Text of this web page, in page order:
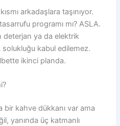
arkadaşlara taşınıyor.
programı mı? ASLA.
deterjan ya da elektrik
kabul edilemez.
ikinci planda.
bir kahve dükkanı var ama
yanında üç katmanlı